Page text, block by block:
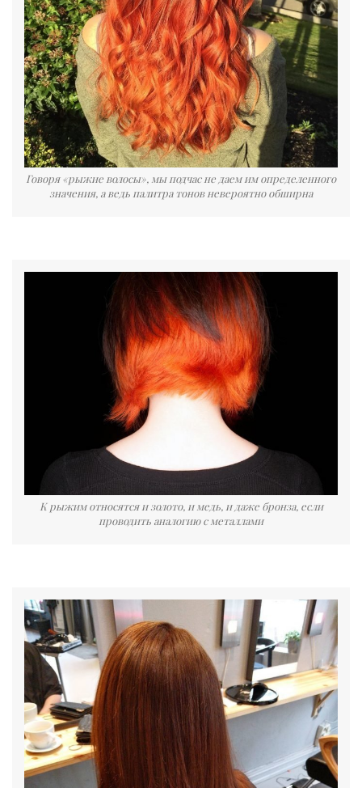
Говоря «рыжие волосы», мы подчас не даем им определенного
значения, а ведь палитра тонов невероятно обширна
К рыжим относятся и золото, и медь, и даже бронза, если
проводить аналогию с металлами